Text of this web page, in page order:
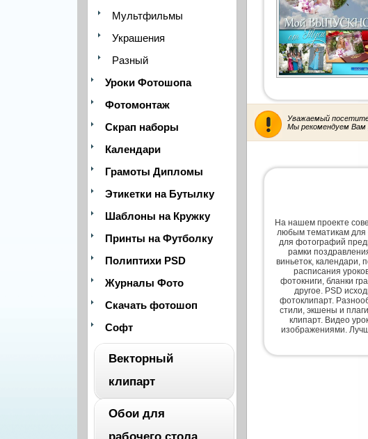
Мультфильмы
Украшения
Разный
Уроки Фотошопа
Фотомонтаж
Скрап наборы
Календари
Грамоты Дипломы
Этикетки на Бутылку
Шаблоны на Кружку
Принты на Футболку
Полиптихи PSD
Журналы Фото
Скачать фотошоп
Софт
Векторный
клипарт
Обои для
Уважаемый
Мы рекомендуем Вам
На нашем проекте
любым тематикам для
для фотографий
рамки
виньеток, календари,
расписания
фотокниги, бланки
другое. PSD
фотоклипарт.
стили, экшены и
клипарт. Видео
изображениями.